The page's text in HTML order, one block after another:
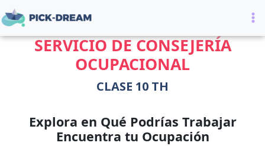
al
contenido
SERVICIO DE CONSEJERÍA
OCUPACIONAL
CLASE 10 TH
Explora en Qué Podrías Trabajar
Encuentra tu Ocupación